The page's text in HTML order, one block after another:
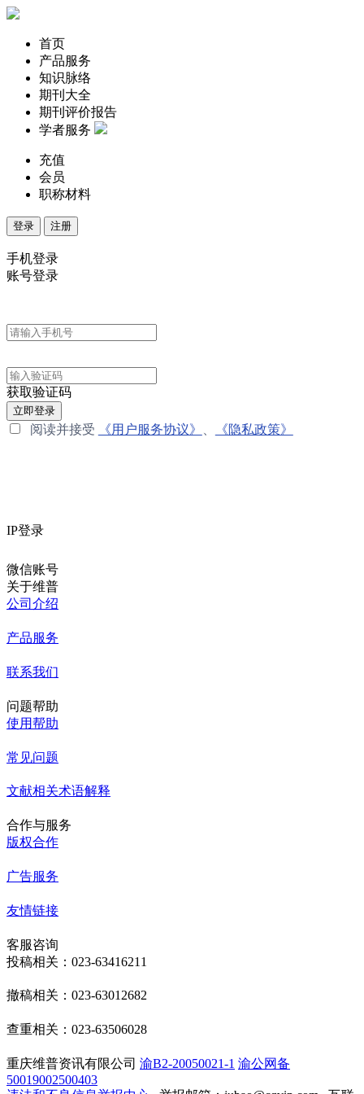
首页
产品服务
知识脉络
期刊大全
期刊评价报告
学者服务
充值
会员
职称材料
登录 注册
手机登录
账号登录
获取验证码
立即登录
阅读并接受 《用户服务协议》 《隐私政策》
IP登录
微信账号
关于维普
公司介绍
产品服务
联系我们
问题帮助
使用帮助
常见问题
文献相关术语解释
合作与服务
版权合作
广告服务
友情链接
客服咨询
投稿相关：023-63416211
撤稿相关：023-63012682
查重相关：023-63506028
重庆维普资讯有限公司 渝B2-20050021-1 渝公网备
50019002500403